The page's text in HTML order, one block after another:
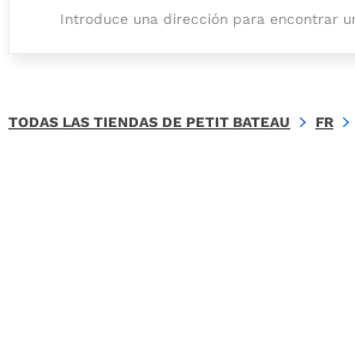
Introduce una dirección para encontrar
TODAS LAS TIENDAS DE PETIT BATEAU FR